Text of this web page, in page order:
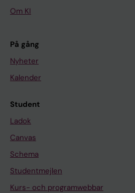
Om KI
På gång
Nyheter
Kalender
Student
Ladok
Canvas
Schema
Studentmejlen
Kurs- och programwebbar